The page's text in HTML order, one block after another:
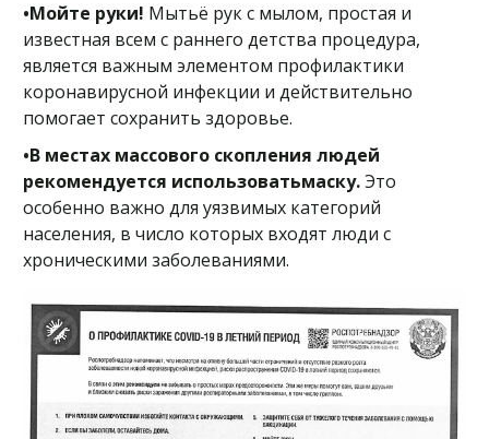
•Мойте руки! Мытьё рук с мылом, простая и
известная всем с раннего детства процедура,
является важным элементом профилактики
коронавирусной инфекции и действительно
помогает сохранить здоровье.
•В местах массового скопления людей
рекомендуется использоватьмаску.Это
особенно важно для уязвимых категорий
населения, в число которых входят люди с
хроническими заболеваниями.